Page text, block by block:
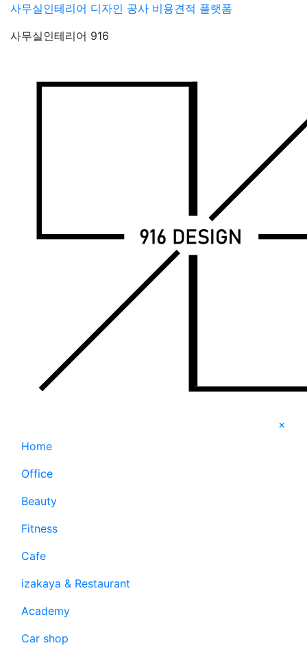
Skip
content
사무실인테리어 디자인 공사 비용견적 플랫폼
사무실인테리어 916
×
Home
Office
Beauty
Fitness
Cafe
izakaya & Restaurant
Academy
Car shop